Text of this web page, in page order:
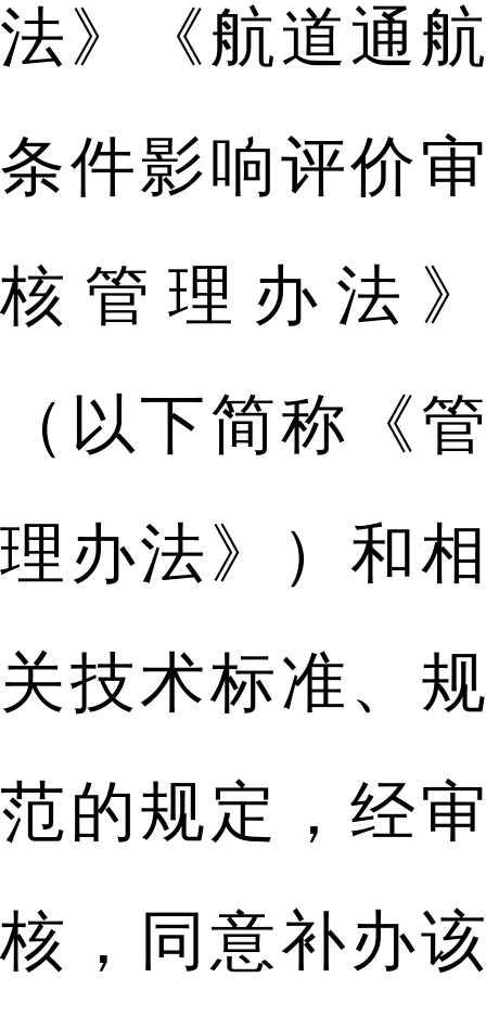
法》《航道通航
条件影响评价审
核管理办法》
（以下简称《管
理办法》）和相
关技术标准、规
范的规定，经审
核，同意补办该